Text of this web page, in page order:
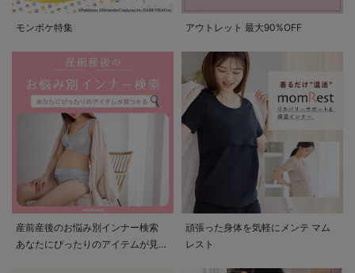
モンポケ特集 アウトレット 最大90%OFF
産前産後のお悩み別インナー検索
あなたにぴったりのアイテムが見つ
頑張った身体を気軽にメンテ マム
レスト